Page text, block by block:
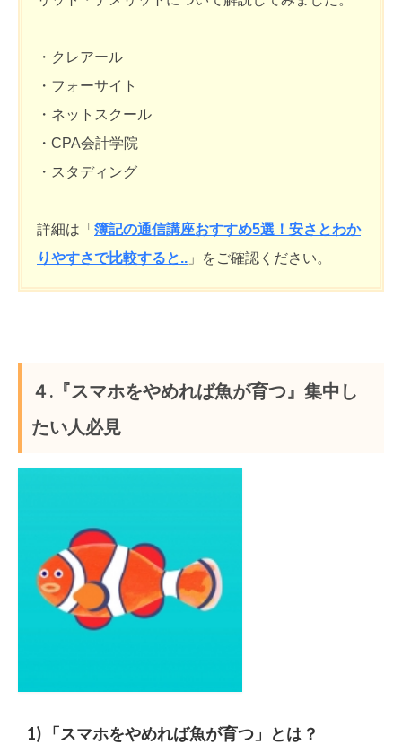
・クレアール
・フォーサイト
・ネットスクール
・CPA会計学院
・スタディング
詳細は「 簿記の通信講座おすすめ5選！安さとわか
りやすさで比較すると.. 」をご確認ください。
４.『スマホをやめれば魚が育つ』集中し
たい人必見
1) 「スマホをやめれば魚が育つ」とは？